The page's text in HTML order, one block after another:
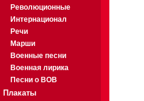
Революционные
Интернационал
Речи
Марши
Военные песни
Военная лирика
Песни о ВОВ
Плакаты